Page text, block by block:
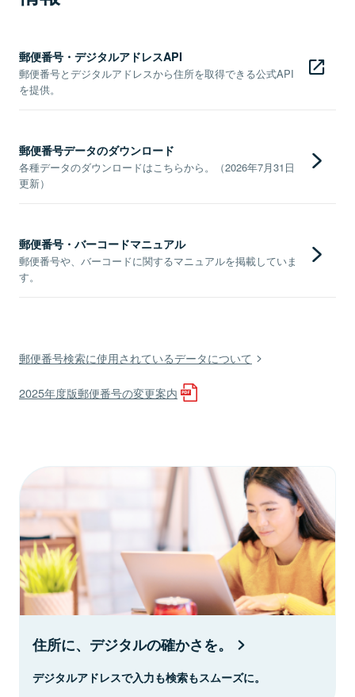
郵便番号・デジタルアドレスAPI
郵便番号とデジタルアドレスから住所を取得できる公式API
を提供。
郵便番号データのダウンロード
各種データのダウンロードはこちらから。（2026年7月31日
更新）
郵便番号・バーコードマニュアル
郵便番号や、バーコードに関するマニュアルを掲載していま
す。
郵便番号検索に使用されているデータについて
2025年度版郵便番号の変更案内
住所に、デジタルの確かさを。
デジタルアドレスで入力も検索もスムーズに。